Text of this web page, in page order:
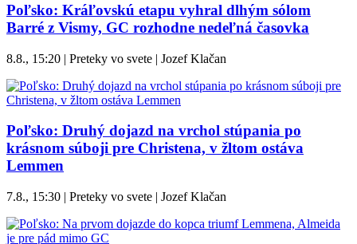
Poľsko: Kráľovskú etapu vyhral dlhým sólom
Barré z Vismy, GC rozhodne nedeľná časovka
8.8., 15:20 | Preteky vo svete | Jozef Klačan
Poľsko: Druhý dojazd na vrchol stúpania po
krásnom súboji pre Christena, v žltom ostáva
Lemmen
7.8., 15:30 | Preteky vo svete | Jozef Klačan